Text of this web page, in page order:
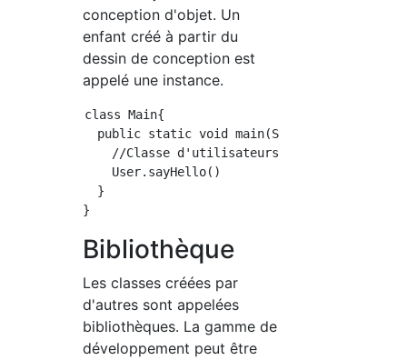
conception d'objet. Un
enfant créé à partir du
dessin de conception est
appelé une instance.
class Main{
  public static void main(String args[]){
//Classe d'utilisateurs sayHello()Appel
    User.sayHello()
  }
Bibliothèque
Les classes créées par
d'autres sont appelées
bibliothèques. La gamme de
développement peut être